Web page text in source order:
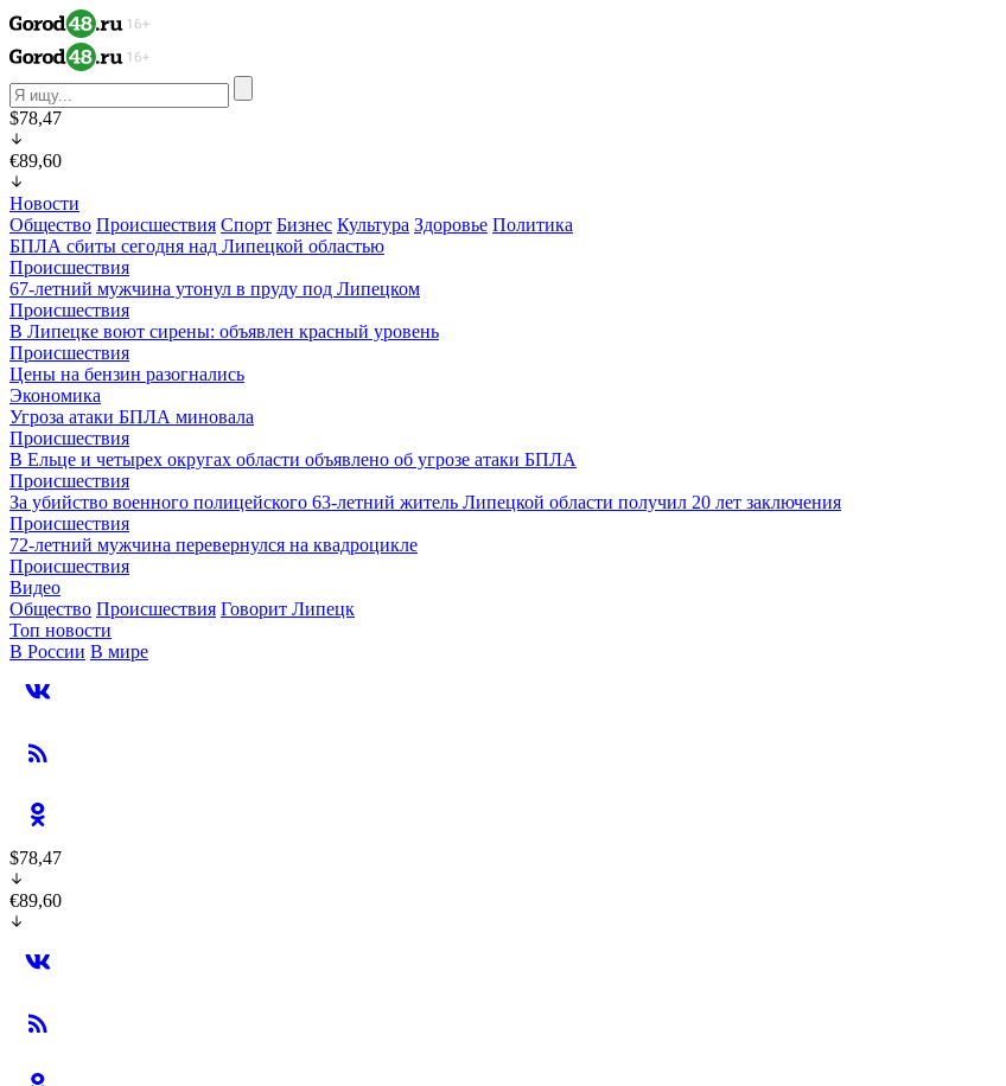
$78,47
€89,60
Новости
Общество Происшествия Спорт Бизнес Культура Здоровье Политика
БПЛА сбиты сегодня над Липецкой областью
Происшествия
67-летний мужчина утонул в пруду под Липецком
Происшествия
В Липецке воют сирены: объявлен красный уровень
Происшествия
Цены на бензин разогнались
Экономика
Угроза атаки БПЛА миновала
Происшествия
В Ельце и четырех округах области объявлено об угрозе атаки БПЛА
Происшествия
За убийство военного полицейского 63-летний житель Липецкой области получил 20 лет заключения
Происшествия
72-летний мужчина перевернулся на квадроцикле
Происшествия
Видео
Общество Происшествия Говорит Липецк
Топ новости
В России В мире
$78,47
€89,60